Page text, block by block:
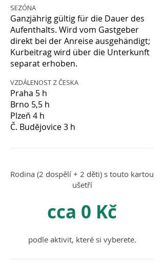
SEZÓNA
Ganzjährig gültig für die Dauer des
Aufenthalts. Wird vom Gastgeber
direkt bei der Anreise ausgehändigt;
Kurbeitrag wird über die Unterkunft
separat erhoben.
VZDÁLENOST Z ČESKA
Praha 5 h
Brno 5,5 h
Plzeň 4 h
Č. Budějovice 3 h
Rodina (2 dospělí + 2 děti) s touto kartou
ušetří
cca 0 Kč
podle aktivit, které si vyberete.